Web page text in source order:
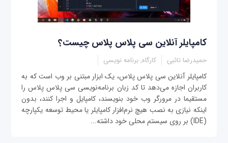
کامپایلر آنلاین سی پلاس پلاس چیست؟
حمیدرضا تائبی کارگاه, برنامه نویسی
کامپایلر آنلاین سی پلاس پلاس، یک ابزار مبتنی بر وب است که به
کاربران اجازه می‌دهد تا کد زبان برنامه‌نویسی سی پلاس پلاس را
مستقیما در مرورگر وب خود بنویسند، کامپایل و اجرا کنند، بدون
اینکه نیازی به نصب هیچ نرم‌افزار کامپایلر یا محیط توسعه یکپارچه
(IDE) بر روی سیستم محلی خود داشته...